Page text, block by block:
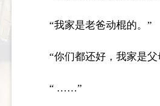
“我家是老爸动棍的。”
“你们都还好，我家是父
“ ……”